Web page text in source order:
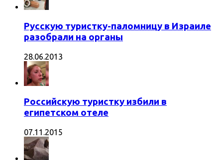
Русскую туристку-паломницу в Израиле
разобрали на органы
28.06.2013
Российскую туристку избили в
египетском отеле
07.11.2015